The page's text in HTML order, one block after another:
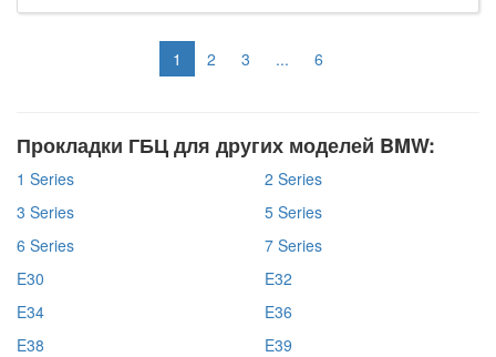
1 2 3 ... 6
Прокладки ГБЦ для других моделей BMW:
1 Series
2 Series
3 Series
5 Series
6 Series
7 Series
E30
E32
E34
E36
E38
E39